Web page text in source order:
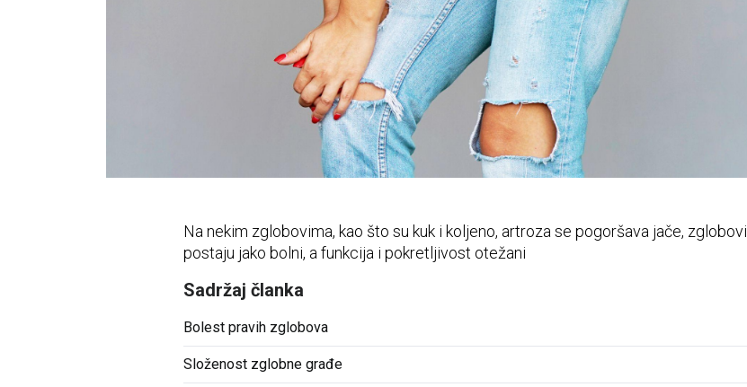
zdjelice
Zubi i usna šupljina
Na nekim zglobovima, kao što su kuk i koljeno, artroza se pogoršava jače, zglobovi
postaju jako bolni, a funkcija i pokretljivost otežani
Sadržaj članka
Bolest pravih zglobova
Složenost zglobne građe